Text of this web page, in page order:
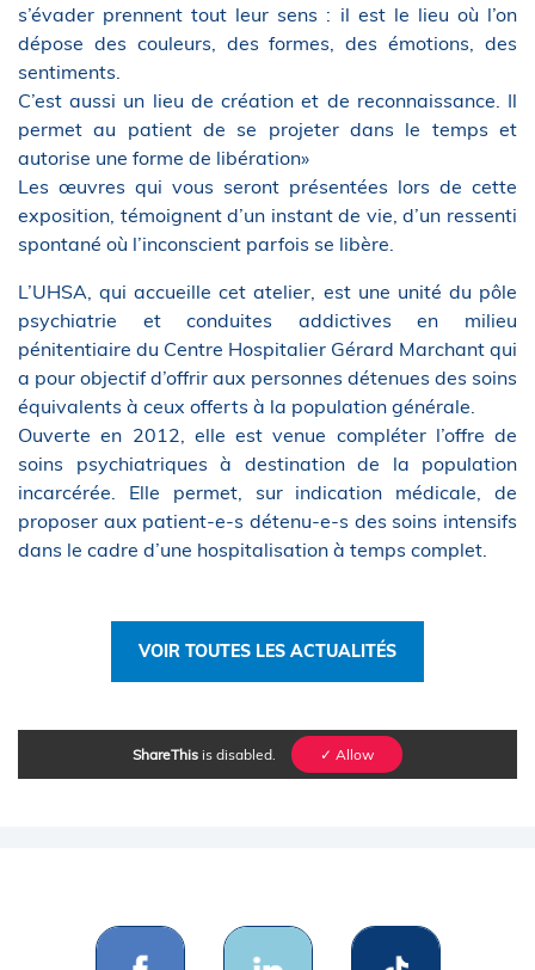
s’évader prennent tout leur sens : il est le lieu où l’on
dépose des couleurs, des formes, des émotions, des
sentiments.
C’est aussi un lieu de création et de reconnaissance. Il
permet au patient de se projeter dans le temps et
autorise une forme de libération»
Les œuvres qui vous seront présentées lors de cette
exposition, témoignent d’un instant de vie, d’un ressenti
spontané où l’inconscient parfois se libère.
L’UHSA, qui accueille cet atelier, est une unité du pôle
psychiatrie et conduites addictives en milieu
pénitentiaire du Centre Hospitalier Gérard Marchant qui
a pour objectif d’offrir aux personnes détenues des soins
équivalents à ceux offerts à la population générale.
Ouverte en 2012, elle est venue compléter l’offre de
soins psychiatriques à destination de la population
incarcérée. Elle permet, sur indication médicale, de
proposer aux patient-e-s détenu-e-s des soins intensifs
dans le cadre d’une hospitalisation à temps complet.
VOIR TOUTES LES ACTUALITÉS
ShareThis is disabled. ✓ Allow